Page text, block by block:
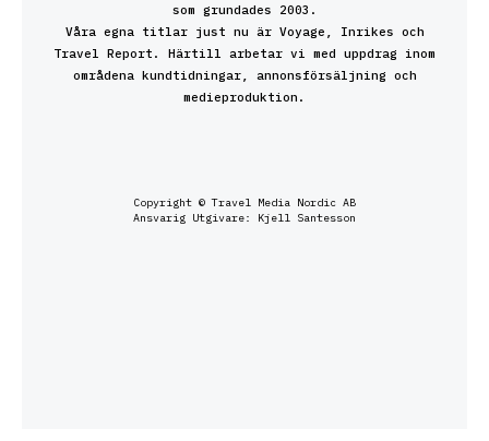
som grundades 2003.
Våra egna titlar just nu är Voyage, Inrikes och
Travel Report. Härtill arbetar vi med uppdrag inom
områdena kundtidningar, annonsförsäljning och
medieproduktion.
Copyright © Travel Media Nordic AB
Ansvarig Utgivare: Kjell Santesson